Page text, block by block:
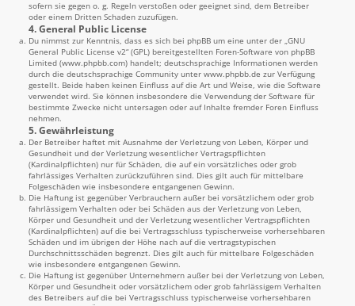
sofern sie gegen o. g. Regeln verstoßen oder geeignet sind, dem Betreiber
oder einem Dritten Schaden zuzufügen.
4. General Public License
Du nimmst zur Kenntnis, dass es sich bei phpBB um eine unter der „GNU
General Public License v2“ (GPL) bereitgestellten Foren-Software von phpBB
Limited (www.phpbb.com) handelt; deutschsprachige Informationen werden
durch die deutschsprachige Community unter www.phpbb.de zur Verfügung
gestellt. Beide haben keinen Einfluss auf die Art und Weise, wie die Software
verwendet wird. Sie können insbesondere die Verwendung der Software für
bestimmte Zwecke nicht untersagen oder auf Inhalte fremder Foren Einfluss
nehmen.
5. Gewährleistung
Der Betreiber haftet mit Ausnahme der Verletzung von Leben, Körper und
Gesundheit und der Verletzung wesentlicher Vertragspflichten
(Kardinalpflichten) nur für Schäden, die auf ein vorsätzliches oder grob
fahrlässiges Verhalten zurückzuführen sind. Dies gilt auch für mittelbare
Folgeschäden wie insbesondere entgangenen Gewinn.
Die Haftung ist gegenüber Verbrauchern außer bei vorsätzlichem oder grob
fahrlässigem Verhalten oder bei Schäden aus der Verletzung von Leben,
Körper und Gesundheit und der Verletzung wesentlicher Vertragspflichten
(Kardinalpflichten) auf die bei Vertragsschluss typischerweise vorhersehbaren
Schäden und im übrigen der Höhe nach auf die vertragstypischen
Durchschnittsschäden begrenzt. Dies gilt auch für mittelbare Folgeschäden
wie insbesondere entgangenen Gewinn.
Die Haftung ist gegenüber Unternehmern außer bei der Verletzung von Leben,
Körper und Gesundheit oder vorsätzlichem oder grob fahrlässigem Verhalten
des Betreibers auf die bei Vertragsschluss typischerweise vorhersehbaren